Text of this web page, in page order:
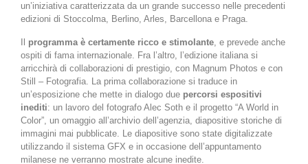
un’iniziativa caratterizzata da un grande successo nelle precedenti
edizioni di Stoccolma, Berlino, Arles, Barcellona e Praga.
Il programma è certamente ricco e stimolante , e prevede anche
ospiti di fama internazionale. Fra l’altro, l’edizione italiana si
arricchirà di collaborazioni di prestigio, con Magnum Photos e con
Still – Fotografia. La prima collaborazione si traduce in
un’esposizione che mette in dialogo due percorsi espositivi
inediti: un lavoro del fotografo Alec Soth e il progetto “A World in
Color”, un omaggio all’archivio dell’agenzia, diapositive storiche di
immagini mai pubblicate. Le diapositive sono state digitalizzate
utilizzando il sistema GFX e in occasione dell’appuntamento
milanese ne verranno mostrate alcune inedite.